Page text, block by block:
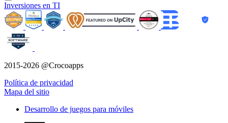
Inversiones en TI
2015-2026 @Crocoapps
Política de privacidad
Mapa del sitio
Desarrollo de juegos para móviles